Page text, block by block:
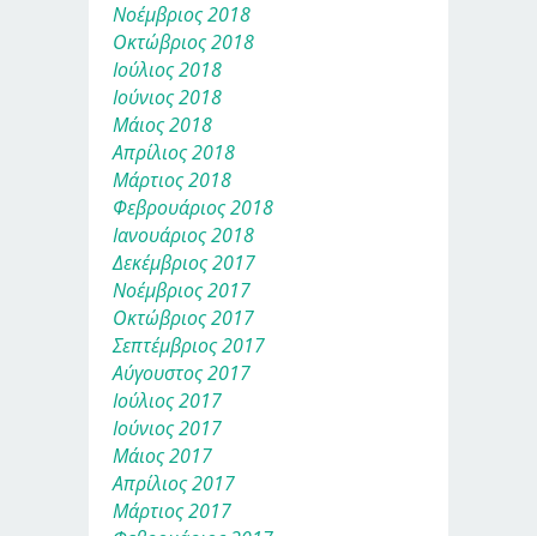
Νοέμβριος 2018
Οκτώβριος 2018
Ιούλιος 2018
Ιούνιος 2018
Μάιος 2018
Απρίλιος 2018
Μάρτιος 2018
Φεβρουάριος 2018
Ιανουάριος 2018
Δεκέμβριος 2017
Νοέμβριος 2017
Οκτώβριος 2017
Σεπτέμβριος 2017
Αύγουστος 2017
Ιούλιος 2017
Ιούνιος 2017
Μάιος 2017
Απρίλιος 2017
Μάρτιος 2017